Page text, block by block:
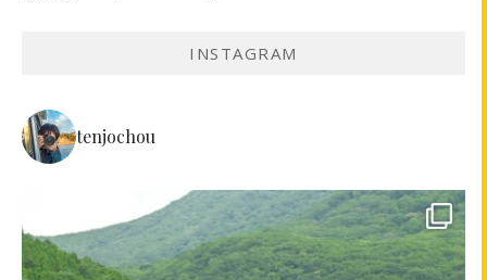
INSTAGRAM
tenjochou